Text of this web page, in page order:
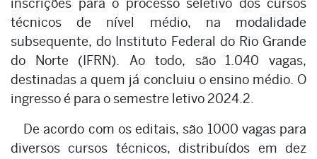
inscrições para o processo seletivo dos cursos
técnicos de nível médio, na modalidade
subsequente, do Instituto Federal do Rio Grande
do Norte (IFRN). Ao todo, são 1.040 vagas,
destinadas a quem já concluiu o ensino médio. O
ingresso é para o semestre letivo 2024.2.
De acordo com os editais, são 1000 vagas para
diversos cursos técnicos, distribuídos em dez